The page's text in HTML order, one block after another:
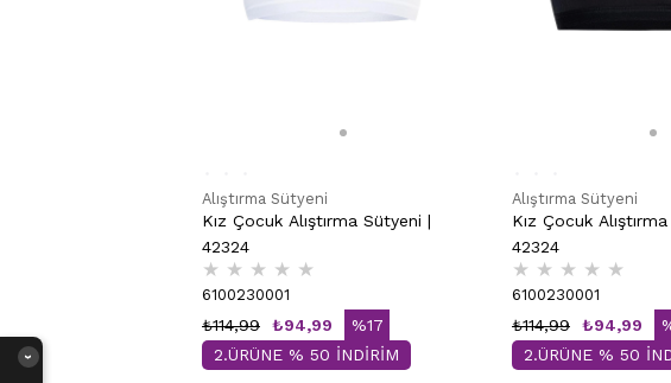
Alıştırma Sütyeni
Kız Çocuk Alıştırma Sütyeni |
42324
★ ★ ★ ★ ★
6100230001
₺94,99
₺114,99
%17
2.ÜRÜNE % 50 İNDİRİM
Alıştırma Sütyeni
Kız Çocuk
42324
★ ★ ★ ★ ★
6100230001
₺94,99
₺114,99
2.ÜRÜNE % 50
›